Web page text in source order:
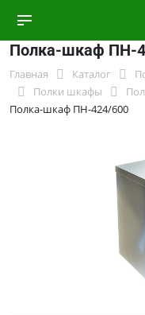
Полка-шкаф ПН-
Главная Каталог
Полки шкафы
Полка-шкаф ПН-424/600